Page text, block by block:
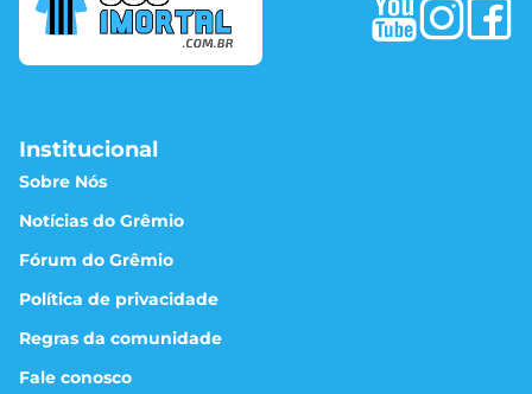
Institucional
Sobre Nós
Notícias do Grêmio
Fórum do Grêmio
Política de privacidade
Regras da comunidade
Fale conosco